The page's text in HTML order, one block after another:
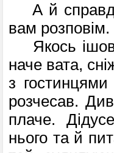
А й
вам розповім.
Якось ішов
на­че вата,
з
розче­сав.
плаче.
нього та й